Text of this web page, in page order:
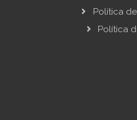
Política
Política